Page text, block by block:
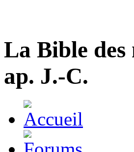
La Bible des
ap. J.-C.